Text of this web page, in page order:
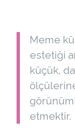
Meme
estetiği
küçük,
etmektir.